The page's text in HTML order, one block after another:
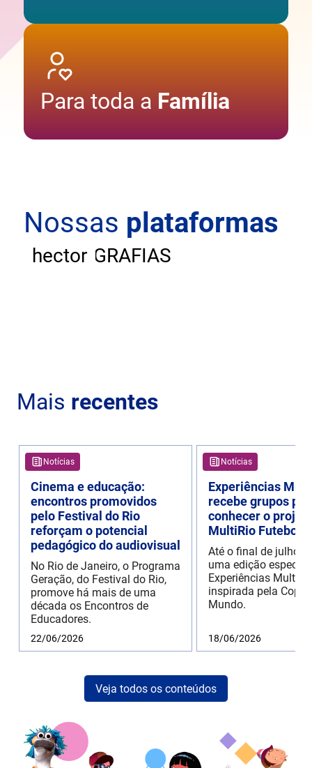
Para toda a Família
Nossas plataformas
ANDAR
CARTOGRAFIAS
hector
Mais recentes
Notícias
Cinema e educação:
encontros promovidos
pelo Festival do Rio
reforçam o potencial
pedagógico do audiovisual
No Rio de Janeiro, o Programa
Geração, do Festival do Rio,
promove há mais de uma
década os Encontros de
Educadores.
22/06/2026
Notícias
Experiências
recebe grupos
conhecer o
MultiRio Futebol
Até o final de julho
uma edição especial
Experiências
inspirada pela Copa
Mundo.
18/06/2026
Veja todos os conteúdos